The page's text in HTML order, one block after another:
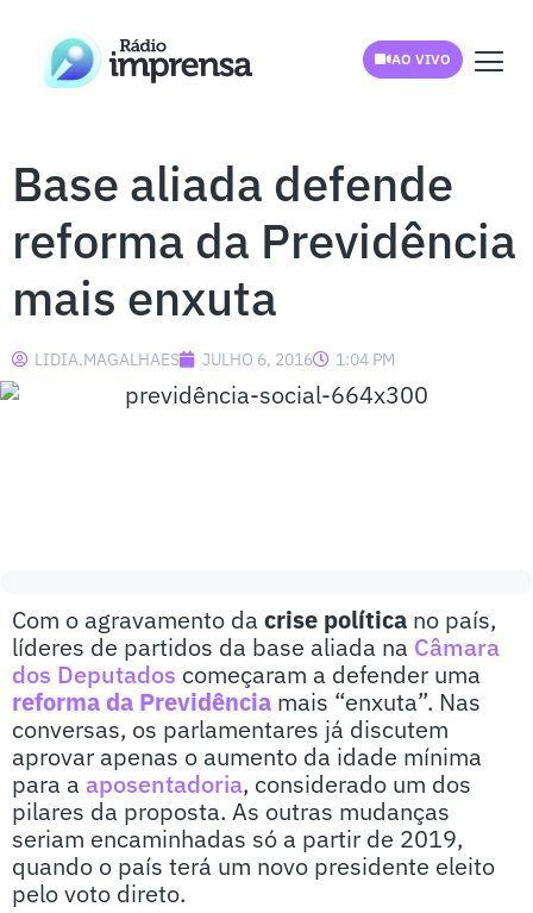
AO VIVO
Base aliada defende
reforma da Previdência
mais enxuta
LIDIA.MAGALHAES JULHO 6, 2016 1:04 PM
Com o agravamento da crise política no país,
líderes de partidos da base aliada na Câmara
dos Deputados começaram a defender uma
reforma da Previdência mais “enxuta”. Nas
conversas, os parlamentares já discutem
aprovar apenas o aumento da idade mínima
para a aposentadoria, considerado um dos
pilares da proposta. As outras mudanças
seriam encaminhadas só a partir de 2019,
quando o país terá um novo presidente eleito
pelo voto direto.